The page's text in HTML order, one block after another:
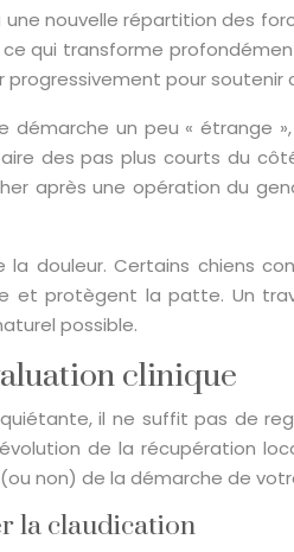
nouvelle répartition des
qui transforme
pour soutenir
démarche un peu «
des pas plus courts du
après une opération du
douleur. Certains chiens
et protègent la patte. Un
possible.
clinique
il ne suffit pas de
de la récupération
non) de la démarche de
la claudication